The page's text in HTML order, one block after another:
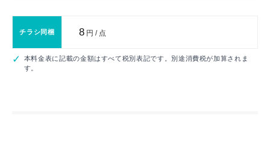
チラシ同梱 8 円 / 点
本料金表に記載の金額はすべて税別表記です。別途消費税が加算されま
す。